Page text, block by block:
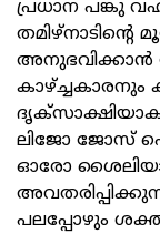
പ്രധാന പങ്കു
തമിഴ്‌നാടിന്റെ
അനുഭവിക്കാൻ
കാഴ്ച്ചകാരനും
ലിജോ ജോസ്
ഓരോ
പലപ്പോഴും